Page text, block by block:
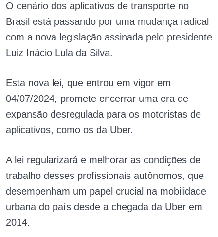
O cenário dos aplicativos de transporte no
Brasil está passando por uma mudança radical
com a nova legislação assinada pelo presidente
Luiz Inácio Lula da Silva.
Esta nova lei, que entrou em vigor em
04/07/2024, promete encerrar uma era de
expansão desregulada para os motoristas de
aplicativos, como os da Uber.
A lei regularizará e melhorar as condições de
trabalho desses profissionais autônomos, que
desempenham um papel crucial na mobilidade
urbana do país desde a chegada da Uber em
2014.